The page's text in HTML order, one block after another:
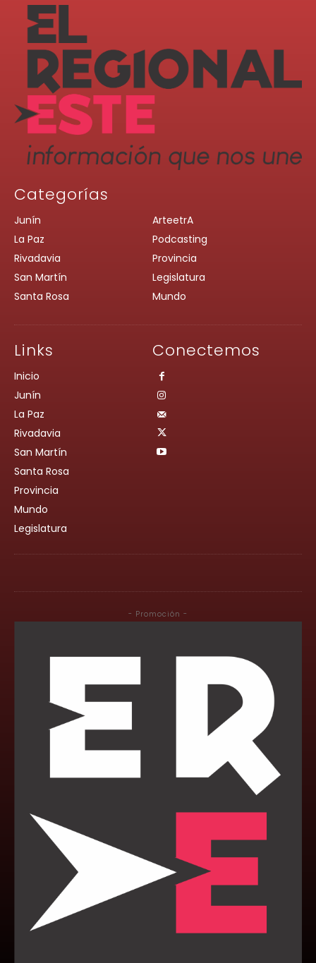
Categorías
Junín
La Paz
Rivadavia
San Martín
Santa Rosa
ArteetrA
Podcasting
Provincia
Legislatura
Mundo
Links
Inicio
Junín
La Paz
Rivadavia
San Martín
Santa Rosa
Provincia
Mundo
Legislatura
Conectemos
- Promoción -